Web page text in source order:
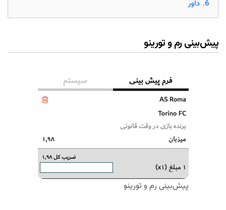
6. داور
پیش‌بینی رم و تورینو
پیش‌بینی رم و تورینو